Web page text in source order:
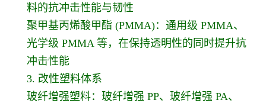
料的抗冲击性能与韧性
聚甲基丙烯酸甲酯 (PMMA)：通用级 PMMA、
光学级 PMMA 等，在保持透明性的同时提升抗
冲击性能
3. 改性塑料体系
玻纤增强塑料：玻纤增强 PP、玻纤增强 PA、